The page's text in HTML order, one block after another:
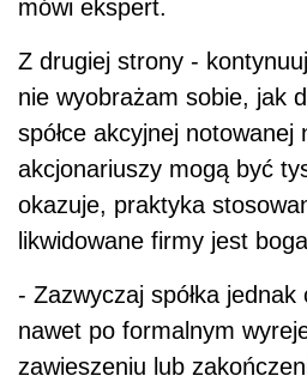
mówi ekspert.
Z drugiej strony -
nie wyobrażam sobie, jak
spółce akcyjnej notowanej
akcjonariuszy mogą być
okazuje, praktyka
likwidowane firmy jest
- Zazwyczaj spółka jednak
nawet po formalnym
zawieszeniu lub